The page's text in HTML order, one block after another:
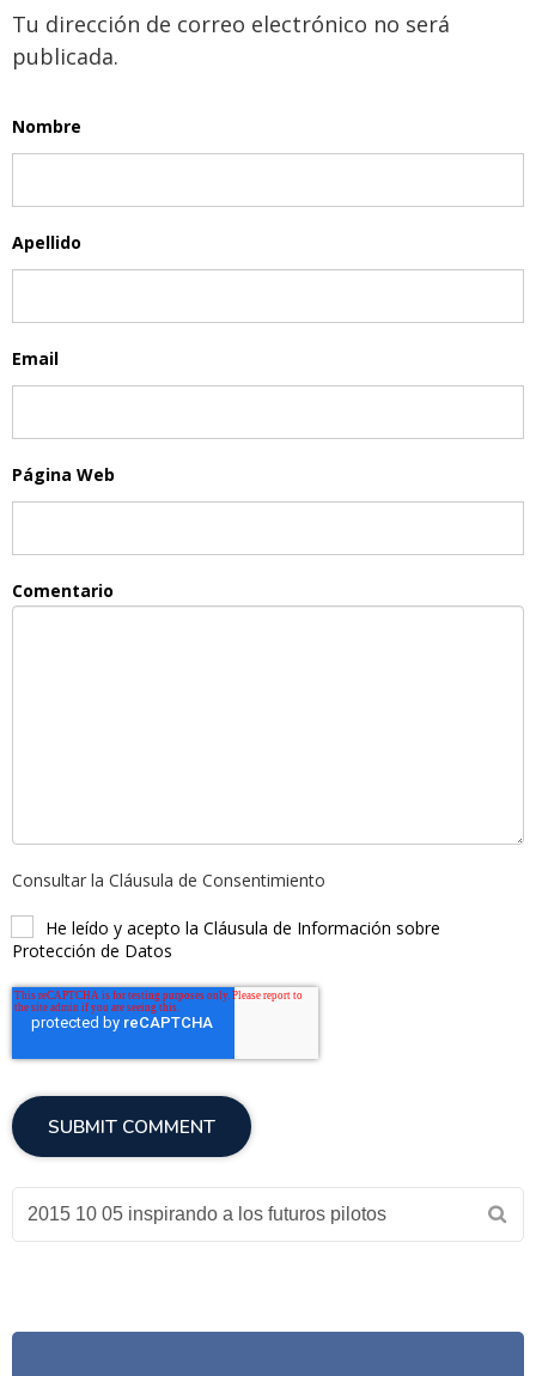
Tu dirección de correo electrónico no será
publicada.
Nombre
Apellido
Email
Página Web
Comentario
Consultar la Cláusula de Consentimiento
He leído y acepto la Cláusula de Información sobre
Protección de Datos